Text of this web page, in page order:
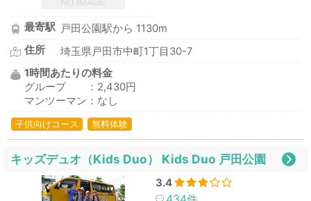
最寄駅 戸田公園駅から 1130m
住所
埼玉県戸田市中町1丁目30-7
1時間あたりの料金
グループ ：2,430円
マンツーマン：なし
子供向けコース 無料体験
キッズデュオ（Kids Duo） Kids Duo 戸田公園
3.4